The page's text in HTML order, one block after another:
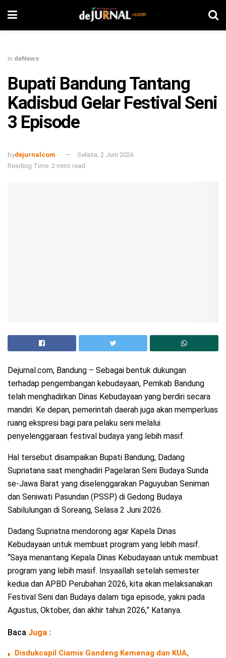
in deNews
Bupati Bandung Tantang
Kadisbud Gelar Festival Seni
3 Episode
bydejurnalcom
Selasa, 2 Juni 2026
Reading Time: 2 mins read
Dejurnal.com, Bandung – Sebagai bentuk dukungan
terhadap pengembangan kebudayaan, Pemkab Bandung
telah menghadirkan Dinas Kebudayaan yang berdiri secara
mandiri. Ke depan, pemerintah daerah juga akan memperluas
ruang ekspresi bagi para pelaku seni melalui
penyelenggaraan festival budaya yang lebih masif.
Hal tersebut disampaikan Bupati Bandung, Dadang
Supriatana saat menghadiri Pagelaran Seni Budaya Sunda
se-Jawa Barat yang diselenggarakan Paguyuban Seniman
dan Seniwati Pasundan (PSSP) di Gedong Budaya
Sabilulungan di Soreang, Selasa 2 Juni 2026.
Dadang Supriatna mendorong agar Kapela Dinas
Kebudayaan untuk membuat program yang lebih masif.
“Saya menantang Kepala Dinas Kebudayaan untuk membuat
program yang lebih masif. Insyaallah setelah semester
kedua dan APBD Perubahan 2026, kita akan melaksanakan
Festival Seni dan Budaya dalam tiga episode, yakni pada
Agustus, Oktober, dan akhir tahun 2026,” Katanya.
Baca Juga :
Disdukcapil Ciamis Gandeng Kemenag dan KUA,